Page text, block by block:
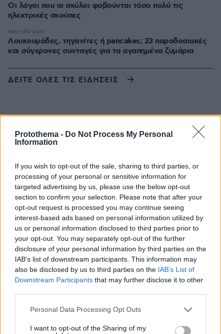
Protothema - Do Not Process My Personal
Information
If you wish to opt-out of the sale, sharing to third parties, or
processing of your personal or sensitive information for
targeted advertising by us, please use the below opt-out
section to confirm your selection. Please note that after your
opt-out request is processed you may continue seeing
interest-based ads based on personal information utilized by
us or personal information disclosed to third parties prior to
your opt-out. You may separately opt-out of the further
disclosure of your personal information by third parties on the
IAB’s list of downstream participants. This information may
also be disclosed by us to third parties on the IAB’s List of
Downstream Participants that may further disclose it to other
Please note that this website/app uses one or more Google
not limited to your visit or usage behaviour. You may click to
Personal Data Processing Opt Outs
I want to opt-out of the Sharing of my
Οι λόγοι που οι σκύλοι φοβούνται τόσο πολύ τις
ηλεκτρικές σκούπες
Λουκουμάδες, τηγανίτες ή pancakes; 23 παραδοσιακές
και σύγχρονες συνταγές για τα αγαπημένα ζυμάρια
πριν μία ώρα
ΔΕΙΤΕ ΟΛΕΣ ΤΙΣ ΕΙΔΗΣΕΙΣ